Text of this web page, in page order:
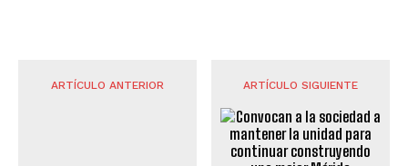
ARTÍCULO ANTERIOR ARTÍCULO SIGUIENTE